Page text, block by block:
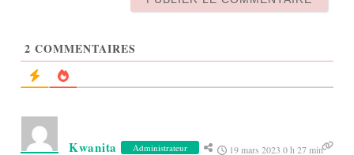
2 COMMENTAIRES
Kwanita Administrateur 19 mars 2023 0 h 27 min